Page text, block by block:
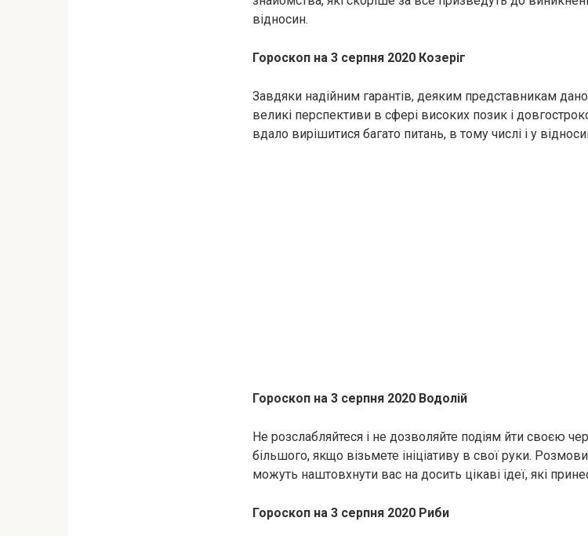
відносин.
Гороскоп на 3 серпня 2020 Козеріг
Завдяки надійним гарантів, деяким представникам
великі перспективи в сфері високих позик і
вдало вирішитися багато питань, в тому числі і у
Гороскоп на 3 серпня 2020 Водолій
Не розслабляйтеся і не дозволяйте подіям йти своєю
більшого, якщо візьмете ініціативу в свої руки.
можуть наштовхнути вас на досить цікаві ідеї, які
Гороскоп на 3 серпня 2020 Риби